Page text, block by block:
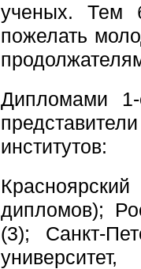
ученых. Тем
пожелать
Дипломами
институтов:
дипломов);
(3); Санкт-